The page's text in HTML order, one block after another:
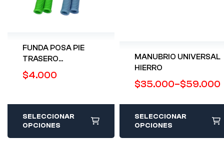
FUNDA POSA PIE
TRASERO
UNIVERSAL
$4.000
SELECCIONAR
OPCIONES
MANUBRIO UNIVERSAL
HIERRO
$35.000–$59.000
SELECCIONAR
OPCIONES